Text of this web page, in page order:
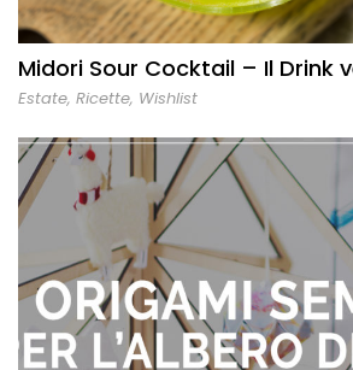
Midori Sour Cocktail – Il Drink
Estate, Ricette, Wishlist